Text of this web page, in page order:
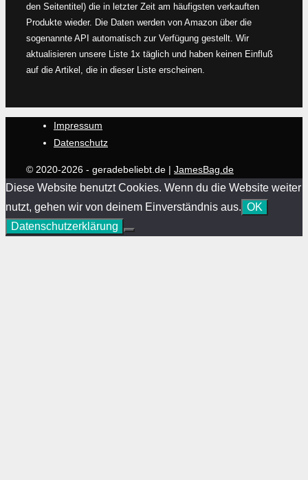
den Seitentitel) die in letzter Zeit am häufigsten verkauften
Produkte wieder. Die Daten werden von Amazon über die
sogenannte API automatisch zur Verfügung gestellt. Wir
aktualisieren unsere Liste 1x täglich und haben keinen Einfluß
auf die Artikel, die in dieser Liste erscheinen.
Impressum
Datenschutz
© 2020-2026 - geradebeliebt.de | JamesBag.de
Diese Website benutzt Cookies. Wenn du die Website weiter
nutzt, gehen wir von deinem Einverständnis aus. OK
Datenschutzerklärung